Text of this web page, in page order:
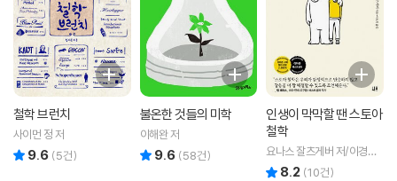
철학 브런치
사이먼 정 저
9.6 (5건)
불온한 것들의 미학
이해완 저
9.6 (58건)
인생이 막막할 땐 스토아
철학
요나스 잘츠게버 저/이경희
역 8.2 (10건)